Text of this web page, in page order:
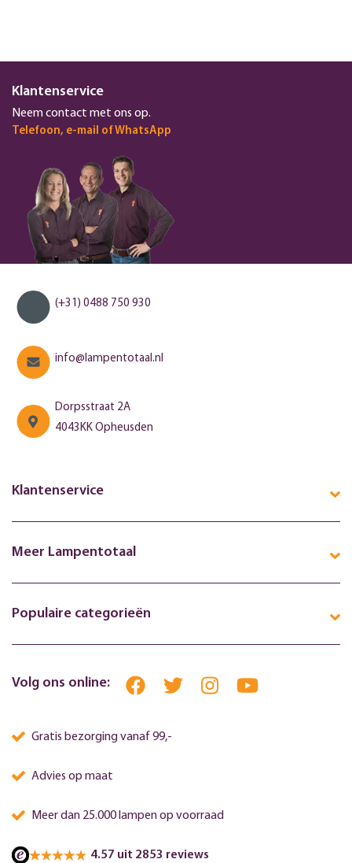
Klantenservice
Neem contact met ons op.
Telefoon, e-mail of WhatsApp
(+31) 0488 750 930
info@lampentotaal.nl
Dorpsstraat 2A
4043KK Opheusden
Klantenservice
Meer Lampentotaal
Populaire categorieën
Volg ons online:
Gratis bezorging vanaf 99,-
Advies op maat
Meer dan 25.000 lampen op voorraad
4.57 uit 2853 reviews